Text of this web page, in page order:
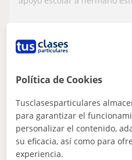
ver más
12€
Alfonso
★ 5,0
Política de Cookies
Tusclasesparticulares
para garantizar el
personalizar el contenido,
su eficacia, así como para
experiencia.